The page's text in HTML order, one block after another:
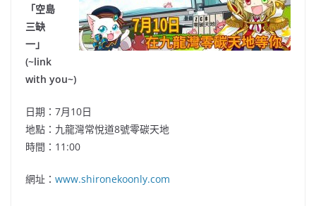
「空島
三缺
一」
(~link
with you~)
日期：7月10日
地點：九龍灣常悅道8號零碳天地
時間：1 1:00
網址： www.shironekoonly.com